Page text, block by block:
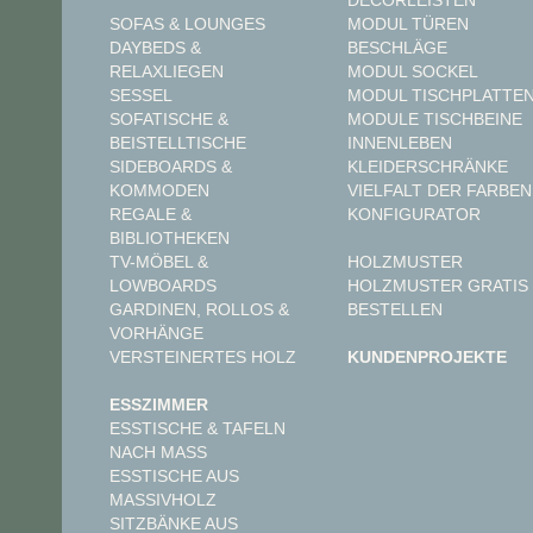
SOFAS & LOUNGES
DAYBEDS &
RELAXLIEGEN
SESSEL
SOFATISCHE &
BEISTELLTISCHE
SIDEBOARDS &
KOMMODEN
REGALE &
BIBLIOTHEKEN
TV-MÖBEL &
LOWBOARDS
GARDINEN, ROLLOS &
VORHÄNGE
VERSTEINERTES HOLZ
ESSZIMMER
ESSTISCHE & TAFELN
NACH MASS
ESSTISCHE AUS
MASSIVHOLZ
SITZBÄNKE AUS
MODUL TÜREN
BESCHLÄGE
MODUL SOCKEL
MODUL
MODULE TISCHBEINE
INNENLEBEN
KLEIDERSCHRÄNKE
VIELFALT DER FARBEN
KONFIGURATOR
HOLZMUSTER
HOLZMUSTER GRATIS
BESTELLEN
KUNDENPROJEKTE